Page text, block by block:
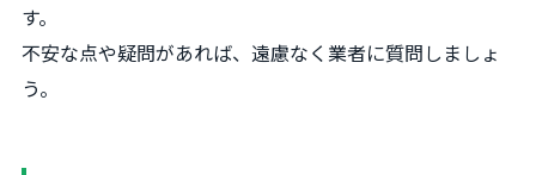
す。
不安な点や疑問があれば、遠慮なく業者に質問しましょ
う。